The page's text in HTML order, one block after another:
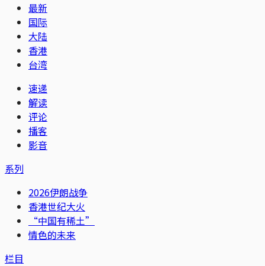
最新
国际
大陆
香港
台湾
速递
解读
评论
播客
影音
系列
2026伊朗战争
香港世纪大火
“中国有稀土”
情色的未来
栏目